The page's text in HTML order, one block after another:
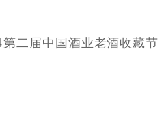
二届中国酒业老酒收藏节